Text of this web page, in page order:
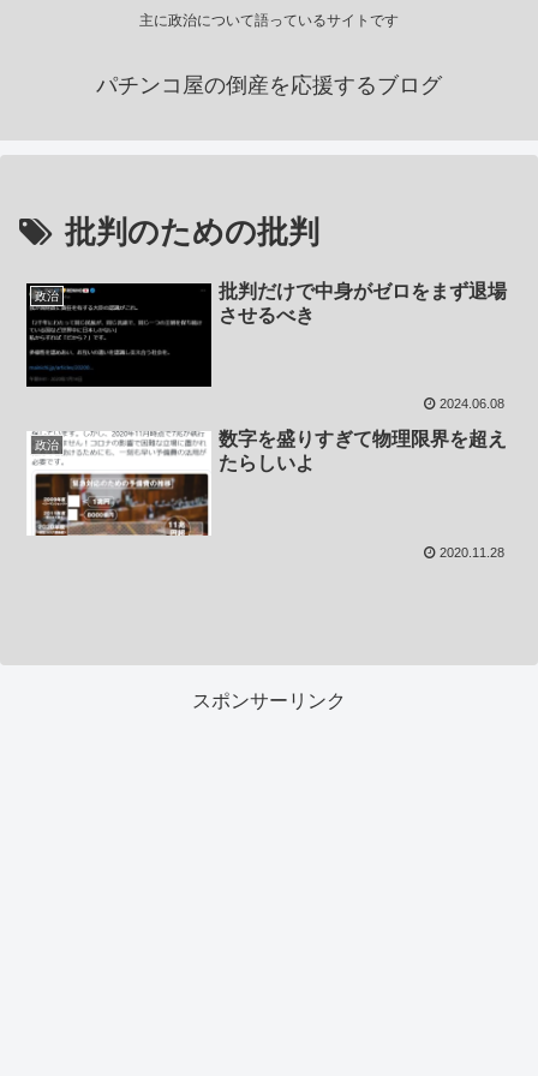
主に政治について語っているサイトです
パチンコ屋の倒産を応援するブログ
批判のための批判
政治
批判だけで中身がゼロをまず退場
させるべき
2024.06.08
政治
数字を盛りすぎて物理限界を超え
たらしいよ
2020.11.28
スポンサーリンク